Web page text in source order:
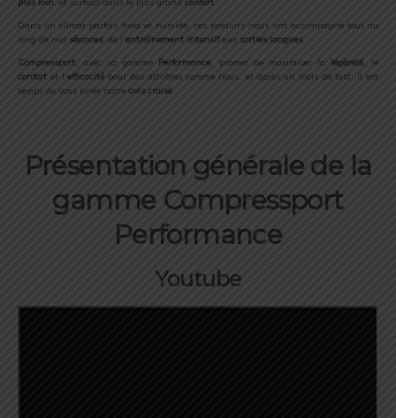
Dans un climat parfois froid et humide, ces produits nous ont accompagné tout au
long de nos séances, de l’entraînement intensifaux sorties longues
Compressport, avec sa gamme Performance, promet de maximiser la légèreté, le
confort et l’efficacité pour des athlètes comme nous, et après un mois de test, il est
temps de vous livrer notre avis croisé
Présentation générale de la
gamme Compressport
Performance
Youtube